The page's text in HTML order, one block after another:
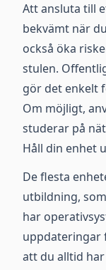
Att ansluta till
bekvämt när
också öka
stulen.
gör det enkelt
Om möjligt,
studerar på
Håll din enhet
De flesta
utbildning,
har
uppdateringar
att du alltid